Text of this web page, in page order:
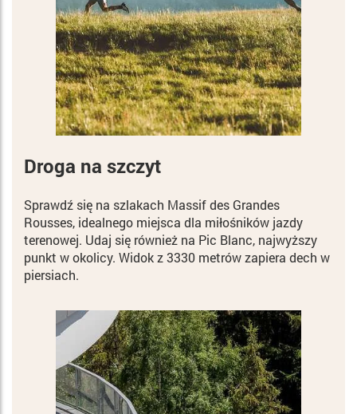
Droga na szczyt
Sprawdź się na szlakach Massif des Grandes
Rousses, idealnego miejsca dla miłośników jazdy
terenowej. Udaj się również na Pic Blanc, najwyższy
punkt w okolicy. Widok z 3330 metrów zapiera dech w
piersiach.